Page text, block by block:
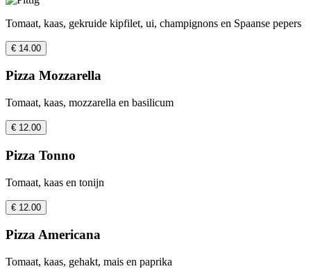
Tomaat, kaas, gekruide kipfilet, ui, champignons en Spaanse pepers
€ 14.00
Pizza Mozzarella
Tomaat, kaas, mozzarella en basilicum
€ 12.00
Pizza Tonno
Tomaat, kaas en tonijn
€ 12.00
Pizza Americana
Tomaat, kaas, gehakt, mais en paprika